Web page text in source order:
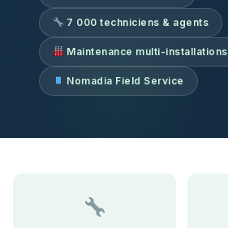
7 000 techniciens & agents
Maintenance multi-installations
Nomadia Field Service